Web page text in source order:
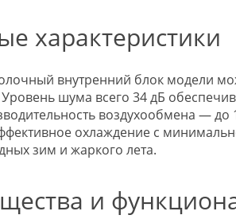
характеристики
внутренний блок модели
Уровень шума всего 34 дБ
воздухообмена —
охлаждение с
зим и жаркого лета.
и